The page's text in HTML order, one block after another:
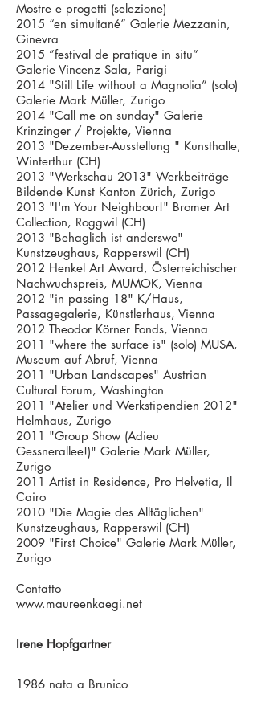
Mostre e progetti (selezione)
2015 “en simultané” Galerie Mezzanin,
Ginevra
2015 ”festival de pratique in situ“
Galerie Vincenz Sala, Parigi
2014 "Still Life without a Magnolia” (solo)
Galerie Mark Müller, Zurigo
2014 "Call me on sunday" Galerie
Krinzinger / Projekte, Vienna
2013 "Dezember-Ausstellung " Kunsthalle,
Winterthur (CH)
2013 "Werkschau 2013" Werkbeiträge
Bildende Kunst Kanton Zürich, Zurigo
2013 "I'm Your Neighbour!" Bromer Art
Collection, Roggwil (CH)
2013 "Behaglich ist anderswo"
Kunstzeughaus, Rapperswil (CH)
2012 Henkel Art Award, Österreichischer
Nachwuchspreis, MUMOK, Vienna
2012 "in passing 18" K/Haus,
Passagegalerie, Künstlerhaus, Vienna
2012 Theodor Körner Fonds, Vienna
2011 "where the surface is" (solo) MUSA,
Museum auf Abruf, Vienna
2011 "Urban Landscapes" Austrian
Cultural Forum, Washington
2011 "Atelier und Werkstipendien 2012"
Helmhaus, Zurigo
2011 "Group Show (Adieu
Gessnerallee!)" Galerie Mark Müller,
Zurigo
2011 Artist in Residence, Pro Helvetia, Il
Cairo
2010 "Die Magie des Alltäglichen"
Kunstzeughaus, Rapperswil (CH)
2009 "First Choice" Galerie Mark Müller,
Zurigo
Contatto
www.maureenkaegi.net
Irene Hopfgartner
1986 nata a Brunico